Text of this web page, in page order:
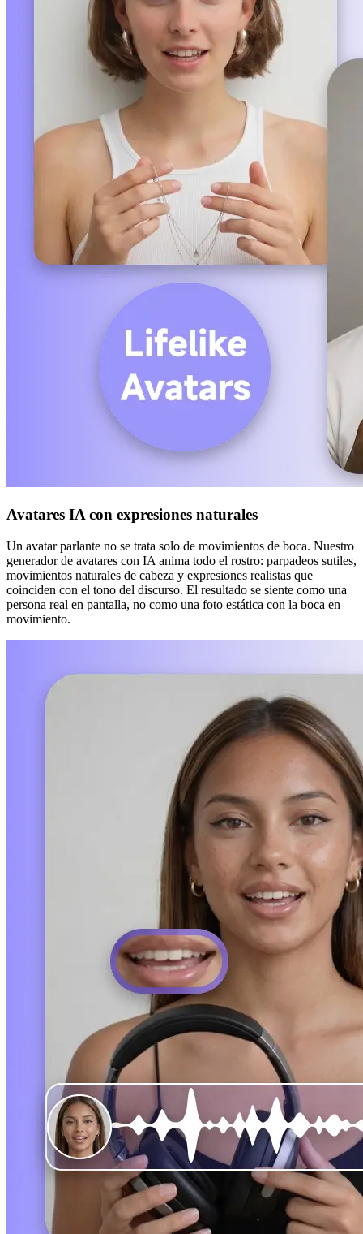
Avatares IA con expresiones naturales
Un avatar parlante no se trata solo de movimientos de boca. Nuestro
generador de avatares con IA anima todo el rostro: parpadeos sutiles,
movimientos naturales de cabeza y expresiones realistas que
coinciden con el tono del discurso. El resultado se siente como una
persona real en pantalla, no como una foto estática con la boca en
movimiento.